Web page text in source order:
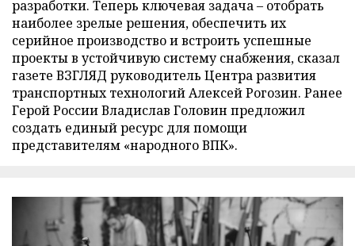
разработки. Теперь ключевая задача – отобрать
наиболее зрелые решения, обеспечить их
серийное производство и встроить успешные
проекты в устойчивую систему снабжения, сказал
газете ВЗГЛЯД руководитель Центра развития
транспортных технологий Алексей Рогозин. Ранее
Герой России Владислав Головин предложил
создать единый ресурс для помощи
представителям «народного ВПК».